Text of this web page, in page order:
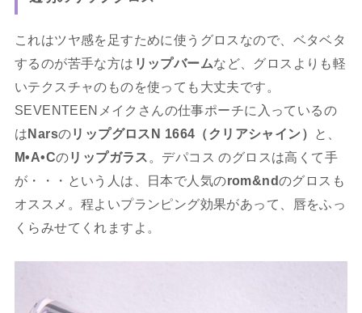
これはツヤ感を足すために使うグロスなので、ベタベタ
するのが苦手な方は リップバームなど、グロスよりも軽
いテクスチャのものを使っても大丈夫です。
SEVENTEENメイクさんの仕事ポーチに入っているの
は NarsのリップグロスN 1664（クリアシャイン）
と、
M•A•Cのリップガラス 。デパコス のグロスは高くて手
が・・・という人は、日本で人気のrom&ndのグロスも
オススメ。程よいプランピング効果があって、唇をふっ
くらみせてくれますよ。